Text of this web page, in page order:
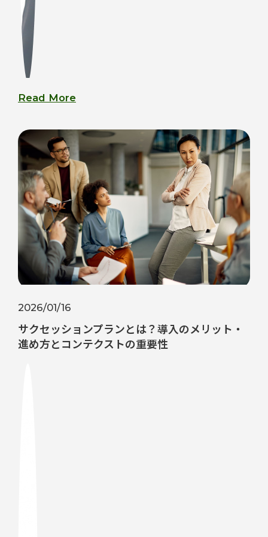
Read More
2026/01/16
サクセッションプランとは？導入のメリット・
進め方とコンテクストの重要性